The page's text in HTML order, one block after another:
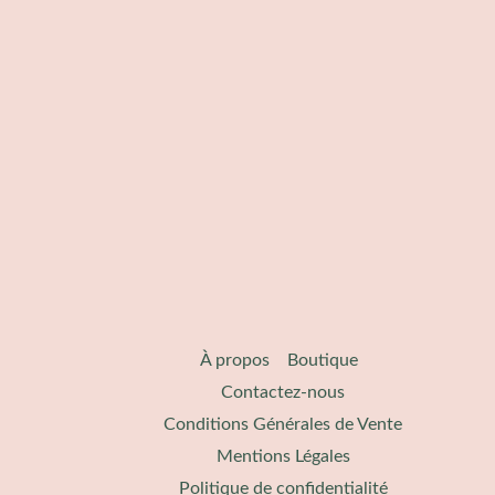
À propos​
Boutique
Contactez-nous
Conditions Générales de Vente
Mentions Légales
Politique de confidentialité